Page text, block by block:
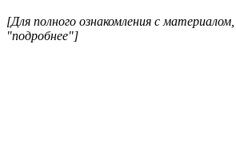
[Для полного ознакомления с
"подробнее"]